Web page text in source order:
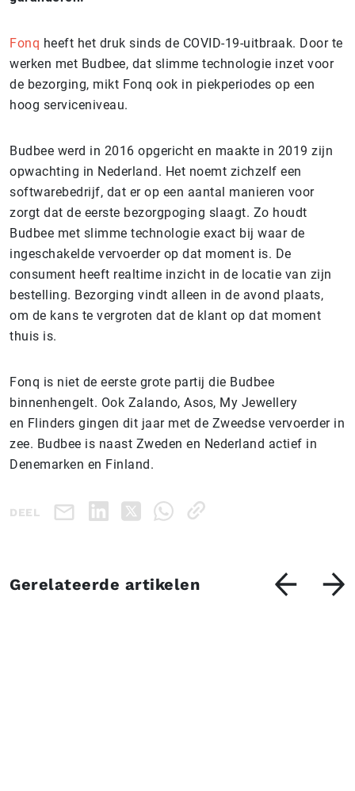
Fonq heeft het druk sinds de COVID-19-uitbraak. Door te
werken met Budbee, dat slimme technologie inzet voor
de bezorging, mikt Fonq ook in piekperiodes op een
hoog serviceniveau.
Budbee werd in 2016 opgericht en maakte in 2019 zijn
opwachting in Nederland. Het noemt zichzelf een
softwarebedrijf, dat er op een aantal manieren voor
zorgt dat de eerste bezorgpoging slaagt. Zo houdt
Budbee met slimme technologie exact bij waar de
ingeschakelde vervoerder op dat moment is. De
consument heeft realtime inzicht in de locatie van zijn
bestelling. Bezorging vindt alleen in de avond plaats,
om de kans te vergroten dat de klant op dat moment
thuis is.
Fonq is niet de eerste grote partij die Budbee
binnenhengelt. Ook Zalando, Asos, My Jewellery
en Flinders gingen dit jaar met de Zweedse vervoerder in
zee. Budbee is naast Zweden en Nederland actief in
Denemarken en Finland.
DEEL
Gerelateerde artikelen